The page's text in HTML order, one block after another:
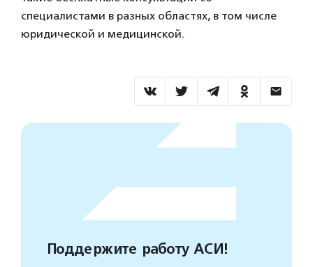
специалистами в разных областях, в том числе
юридической и медицинской.
Поддержите работу АСИ!